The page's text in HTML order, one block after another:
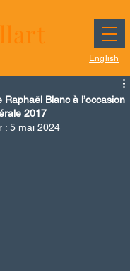
English
Blanc à l’occasion
2017
: 5 mai 2024